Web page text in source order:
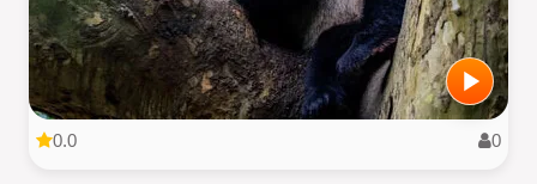
0.0 0